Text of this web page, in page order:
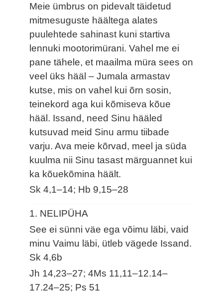
Meie ümbrus on pidevalt täidetud
mitmesuguste häältega alates
puulehtede sahinast kuni startiva
lennuki mootorimürani. Vahel me ei
pane tähele, et maailma müra sees on
veel üks hääl – Jumala armastav
kutse, mis on vahel kui õrn sosin,
teinekord aga kui kõmiseva kõue
hääl. Issand, need Sinu hääled
kutsuvad meid Sinu armu tiibade
varju. Ava meie kõrvad, meel ja süda
kuulma nii Sinu tasast märguannet kui
ka kõuekõmina häält.
Sk 4,1–14; Hb 9,15–28
1. NELIPÜHA
See ei sünni väe ega võimu läbi, vaid
minu Vaimu läbi, ütleb vägede Issand.
Sk 4,6b
Jh 14,23–27; 4Ms 11,11–12.14–
17.24–25; Ps 51